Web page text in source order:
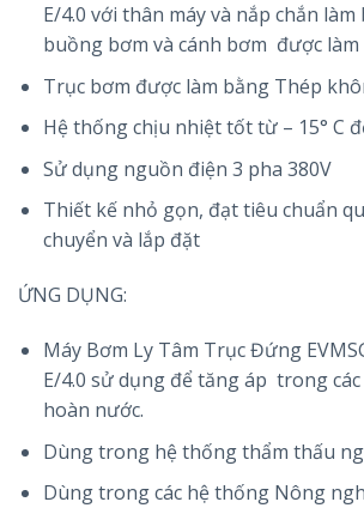
E/4.0 với thân máy và nắp chắn làm
buồng bơm và cánh bơm được làm
Trục bơm được làm bằng Thép
Hệ thống chịu nhiệt tốt từ – 15° C
Sử dụng nguồn điện 3 pha 380V
Thiết kế nhỏ gọn, đạt tiêu chuẩn
chuyển và lắp đặt
ỨNG DỤNG:
Máy Bơm Ly Tâm Trục Đứng
E/4.0 sử dụng để tăng áp trong
hoàn nước.
Dùng trong hệ thống thẩm thấu
Dùng trong các hệ thống Nông